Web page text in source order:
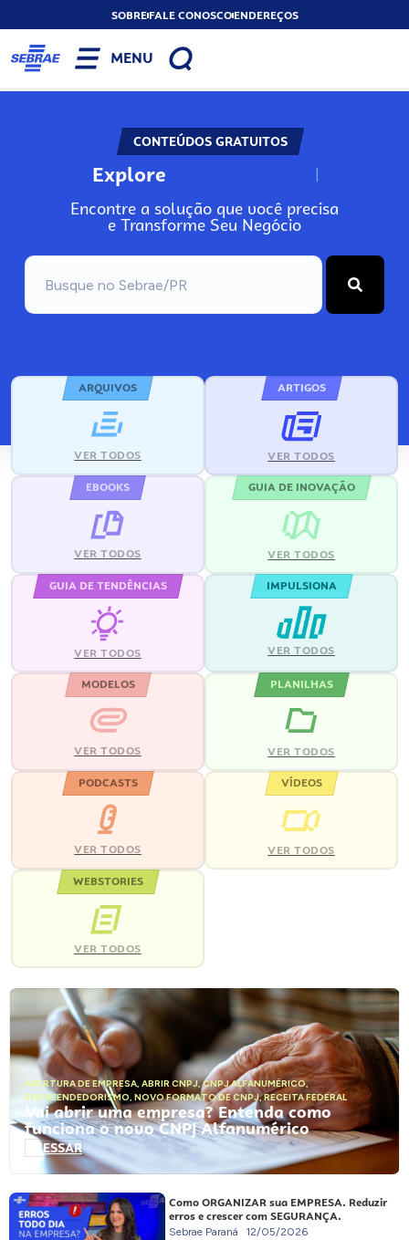
SOBREFALE CONOSCOENDEREÇOS
MENU
CONTEÚDOS GRATUITOS
Explore N
Encontre a solução que você precisa
e Transforme Seu Negócio
ARQUIVOS
VER TODOS
ARTIGOS
VER TODOS
EBOOKS
VER TODOS
GUIA DE INOVAÇÃO
VER TODOS
GUIA DE TENDÊNCIAS
VER TODOS
IMPULSIONA
VER TODOS
MODELOS
VER TODOS
PLANILHAS
VER TODOS
PODCASTS
VER TODOS
VÍDEOS
VER TODOS
WEBSTORIES
VER TODOS
ABERTURA DE EMPRESA, ABRIR CNPJ,CNPJ ALFANUMÉRICO,
EMPREENDEDORISMO, NOVO FORMATO DE CNPJ,RECEITA FEDERAL
Vai abrir uma empresa? Entenda como
funciona o novo CNPJ Alfanumérico
ACESSAR
Como ORGANIZAR sua EMPRESA. Reduzir
erros e crescer com SEGURANÇA.
Sebrae Paraná 12/05/2026